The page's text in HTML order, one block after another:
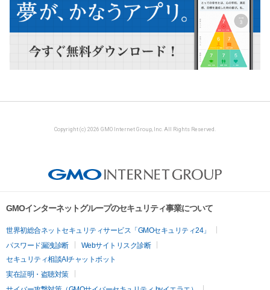
Copyright (c) 2026 GMO Internet Group, Inc. All Rights Reserved.
GMOインターネットグループのセキュリティ事業について
世界初総合ネットセキュリティサービス「GMOセキュリティ24」
パスワード漏洩診断
Webサイトリスク診断
セキュリティ相談AIチャットボット
実在証明・盗聴対策